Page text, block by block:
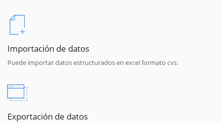
Importación de datos
Puede importar datos estructurados en excel formato cvs.
Exportación de datos